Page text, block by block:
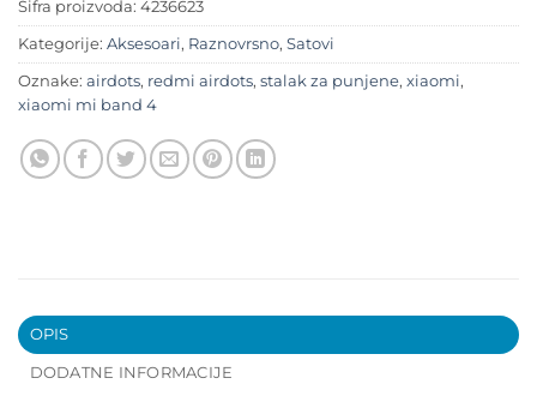
Šifra proizvoda: 4236623
Kategorije: Aksesoari, Raznovrsno, Satovi
Oznake: airdots, redmi airdots, stalak za punjene, xiaomi,
xiaomi mi band 4
OPIS
DODATNE INFORMACIJE